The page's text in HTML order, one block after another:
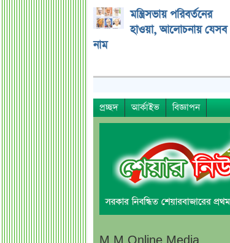
মন্ত্রিসভায় পরিবর্তনের
হাওয়া, আলোচনায় যেসব
নাম
প্রচ্ছদ আর্কাইভ বিজ্ঞাপন
M M Online Media